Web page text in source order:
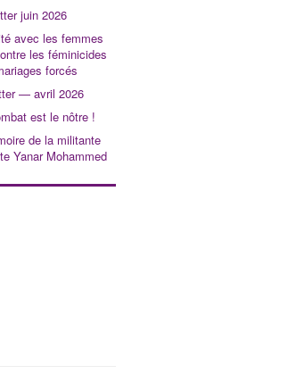
juin 2026
avec les femmes
les féminicides
forcés
— avril 2026
est le nôtre !
de la militante
Yanar Mohammed